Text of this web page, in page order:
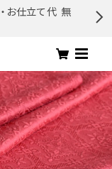
お仕立て代 無